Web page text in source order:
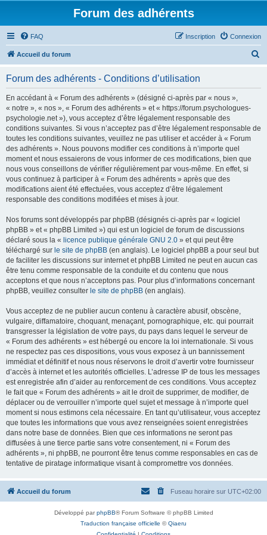
Forum des adhérents
FAQ Connexion
Inscription
Accueil du forum
Forum des adhérents - Conditions d’utilisation
En accédant à « Forum des adhérents » (désigné ci-après par « nous »,
« notre », « nos », « Forum des adhérents » et « https://forum.psychologues-
psychologie.net »), vous acceptez d’être légalement responsable des
conditions suivantes. Si vous n’acceptez pas d’être légalement responsable de
toutes les conditions suivantes, veuillez ne pas utiliser et accéder à « Forum
des adhérents ». Nous pouvons modifier ces conditions à n’importe quel
moment et nous essaierons de vous informer de ces modifications, bien que
nous vous conseillons de vérifier régulièrement par vous-même. En effet, si
vous continuez à participer à « Forum des adhérents » après que des
modifications aient été effectuées, vous acceptez d’être légalement
responsable des conditions modifiées et mises à jour.
Nos forums sont développés par phpBB (désignés ci-après par « logiciel
phpBB » et « phpBB Limited ») qui est un logiciel de forum de discussions
déclaré sous la « licence publique générale GNU 2.0 » et qui peut être
téléchargé sur le site de phpBB (en anglais). Le logiciel phpBB a pour seul but
de faciliter les discussions sur internet et phpBB Limited ne peut en aucun cas
être tenu comme responsable de la conduite et du contenu que nous
acceptons et que nous n’acceptons pas. Pour plus d’informations concernant
phpBB, veuillez consulter le site de phpBB (en anglais).
Vous acceptez de ne publier aucun contenu à caractère abusif, obscène,
vulgaire, diffamatoire, choquant, menaçant, pornographique, etc. qui pourrait
transgresser la législation de votre pays, du pays dans lequel le serveur de
« Forum des adhérents » est hébergé ou encore la loi internationale. Si vous
ne respectez pas ces dispositions, vous vous exposez à un bannissement
immédiat et définitif et nous nous réservons le droit d’avertir votre fournisseur
d’accès à internet et les autorités officielles. L’adresse IP de tous les messages
est enregistrée afin d’aider au renforcement de ces conditions. Vous acceptez
le fait que « Forum des adhérents » ait le droit de supprimer, de modifier, de
déplacer ou de verrouiller n’importe quel sujet et message à n’importe quel
moment si nous estimons cela nécessaire. En tant qu’utilisateur, vous acceptez
que toutes les informations que vous avez renseignées soient enregistrées
dans notre base de données. Bien que ces informations ne seront pas
diffusées à une tierce partie sans votre consentement, ni « Forum des
adhérents », ni phpBB, ne pourront être tenus comme responsables en cas de
tentative de piratage informatique visant à compromettre vos données.
Accueil du forum Fuseau horaire sur UTC+02:00
Développé parphpBB® Forum Software © phpBB Limited
Traduction française officielle ©Qiaeru